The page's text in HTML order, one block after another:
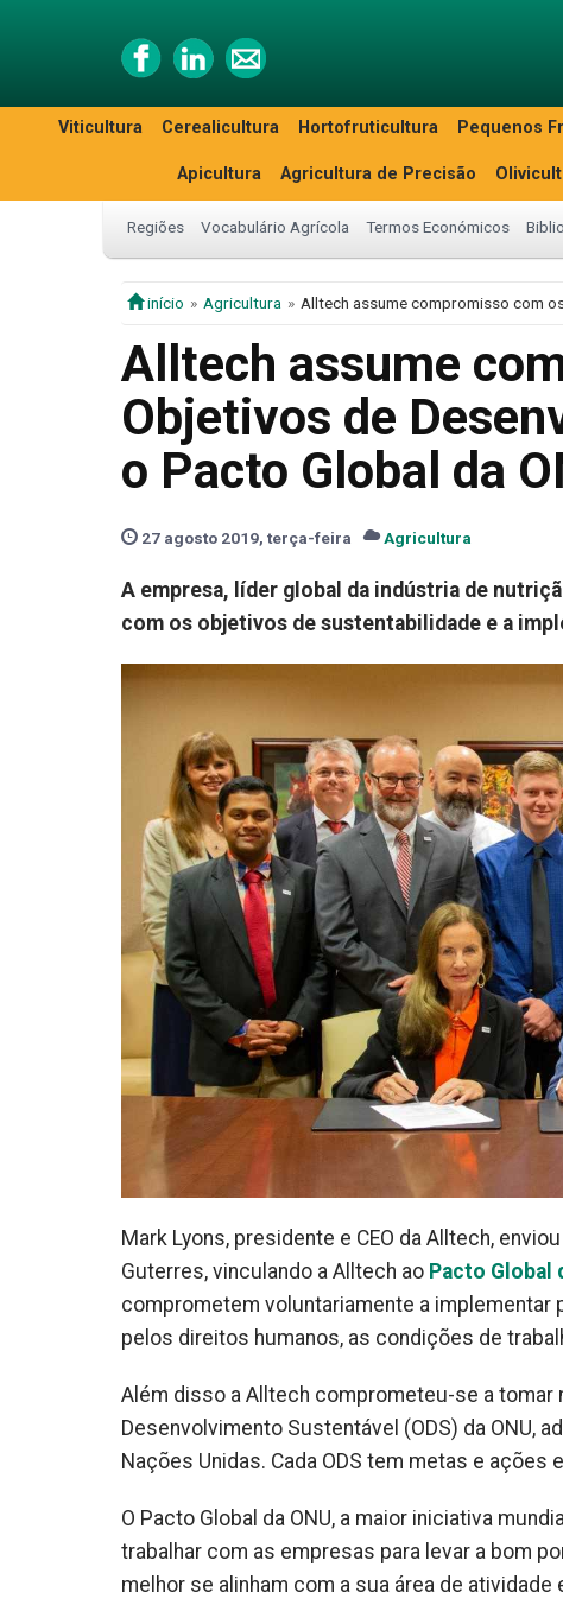
Viticultura Cerealicultura Hortofruticultura Pequenos
Apicultura Agricultura de Precisão
Regiões Vocabulário Agrícola Termos Económicos
início Agricultura Alltech assume compromisso com
Alltech assume
Objetivos de
o Pacto Global da
27 agosto 2019, terça-feira Agricultura
A empresa, líder global da indústria de
com os objetivos de sustentabilidade e a
Mark Lyons, presidente e CEO da Alltech,
Guterres, vinculando a Alltech ao Pacto Global
comprometem voluntariamente a
pelos direitos humanos, as condições de
Além disso a Alltech comprometeu-se a
Desenvolvimento Sustentável (ODS) da ONU,
Nações Unidas. Cada ODS tem metas e
O Pacto Global da ONU, a maior iniciativa
trabalhar com as empresas para levar a bom
melhor se alinham com a sua área de